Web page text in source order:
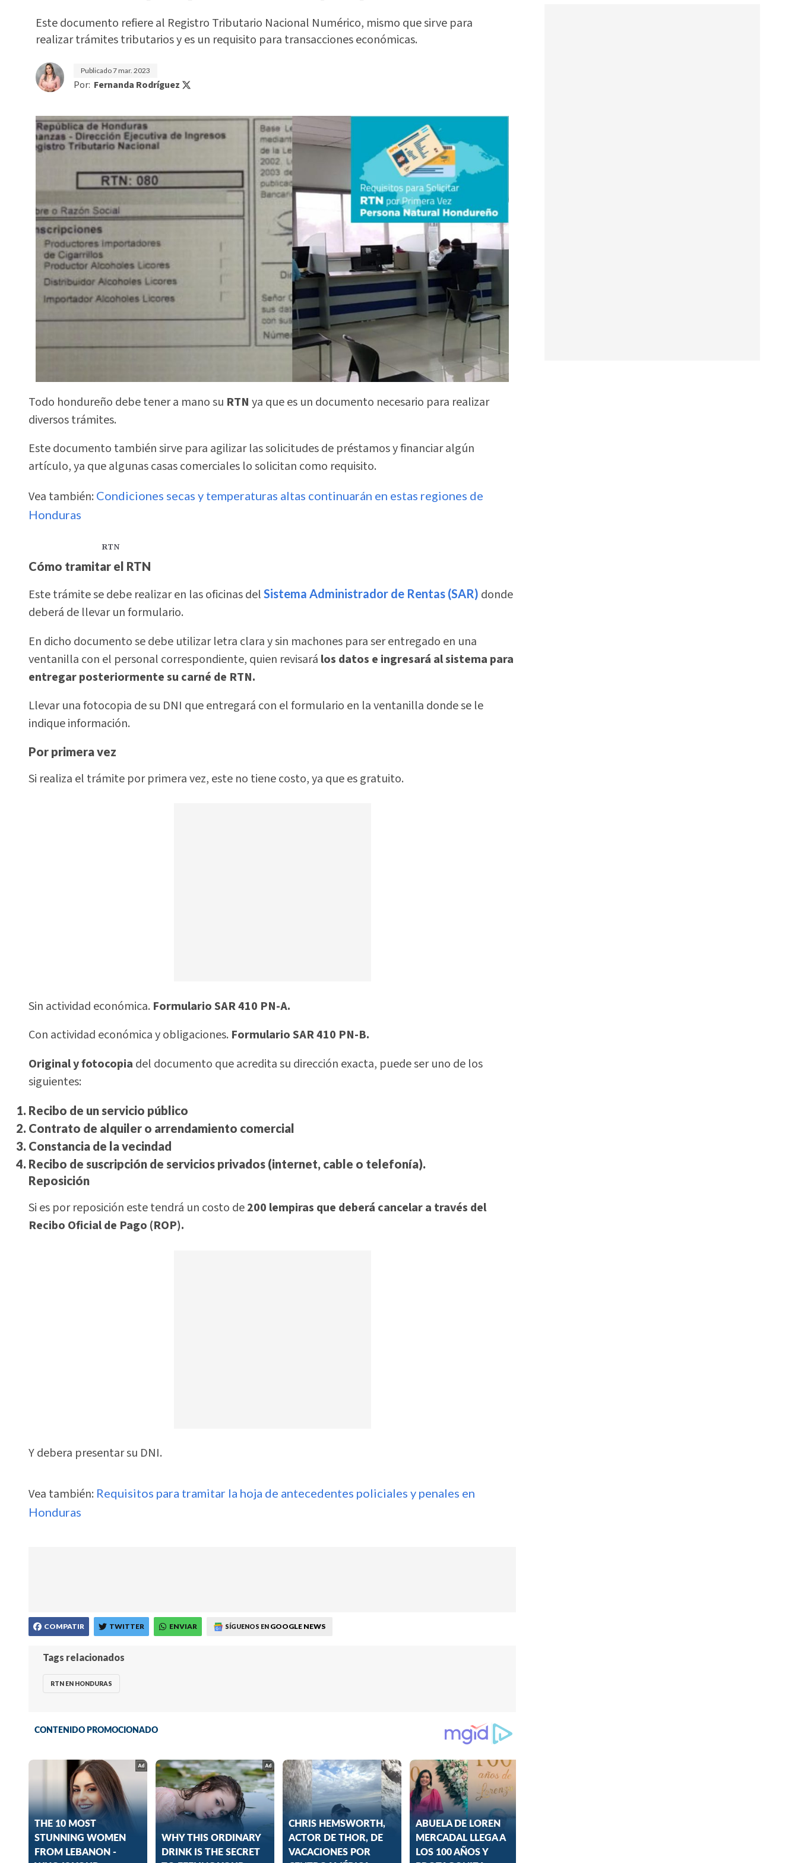
Este documento refiere al Registro Tributario Nacional Numérico, mismo que sirve para
realizar trámites tributarios y es un requisito para transacciones económicas.
Publicado7 mar. 2023
Por: Fernanda Rodríguez
Todo hondureño debe tener a mano su RTN ya que es un documento necesario para realizar
diversos trámites.
Este documento también sirve para agilizar las solicitudes de préstamos y financiar algún
artículo, ya que algunas casas comerciales lo solicitan como requisito.
Vea también: Condiciones secas y temperaturas altas continuarán en estas regiones de
Honduras
RTN
Cómo tramitar el RTN
Este trámite se debe realizar en las oficinas del Sistema Administrador de Rentas (SAR) donde
deberá de llevar un formulario.
En dicho documento se debe utilizar letra clara y sin machones para ser entregado en una
ventanilla con el personal correspondiente, quien revisará los datos e ingresará al sistema para
entregar posteriormente su carné de RTN.
Llevar una fotocopia de su DNI que entregará con el formulario en la ventanilla donde se le
indique información.
Por primera vez
Si realiza el trámite por primera vez, este no tiene costo, ya que es gratuito.
Sin actividad económica. Formulario SAR 410 PN-A.
Con actividad económica y obligaciones. Formulario SAR 410 PN-B.
Original y fotocopia del documento que acredita su dirección exacta, puede ser uno de los
siguientes:
Recibo de un servicio público
Contrato de alquiler o arrendamiento comercial
Constancia de la vecindad
Recibo de suscripción de servicios privados (internet, cable o telefonía).
Reposición
Si es por reposición este tendrá un costo de200 lempiras que deberá cancelar a través del
Recibo Oficial de Pago (ROP).
Y debera presentar su DNI.
Vea también: Requisitos para tramitar la hoja de antecedentes policiales y penales en
Honduras
COMPATIR TWITTER ENVIAR SÍGUENOS EN GOOGLE NEWS
Tags relacionados
RTN EN HONDURAS